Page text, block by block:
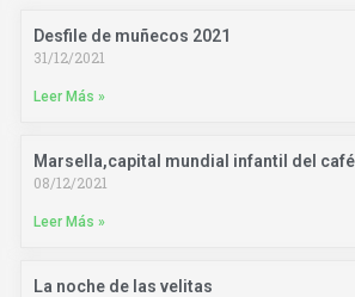
Desfile de muñecos 2021
31/12/2021
Leer Más »
Marsella,capital mundial infantil del café
08/12/2021
Leer Más »
La noche de las velitas